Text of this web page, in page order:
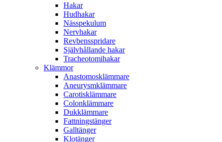
Hakar
Hudhakar
Nässpekulum
Nervhakar
Revbensspridare
Självhållande hakar
Tracheotomihakar
Klämmor
Anastomosklämmare
Aneurysmklämmare
Carotisklämmare
Colonklämmare
Dukklämmare
Fattningstänger
Galltänger
Klotänger